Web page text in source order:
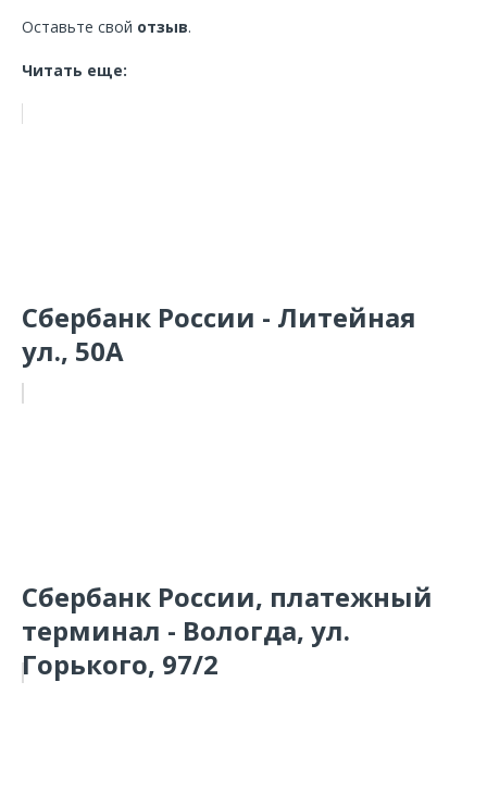
Оставьте свой отзыв.
Читать еще:
Сбербанк России - Литейная
ул., 50А
Сбербанк России, платежный
терминал - Вологда, ул.
Горького, 97/2